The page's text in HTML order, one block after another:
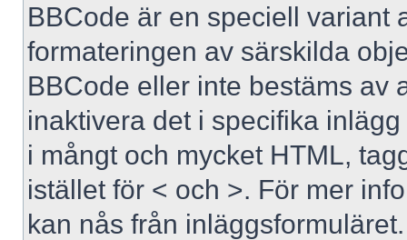
BBCode är en speciell variant
formateringen av särskilda
BBCode eller inte bestäms av
inaktivera det i specifika
i mångt och mycket HTML,
istället för < och >. För mer
kan nås från inläggsformuläret.